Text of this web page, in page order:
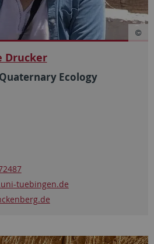
Drucker
Ecology
tuebingen.de